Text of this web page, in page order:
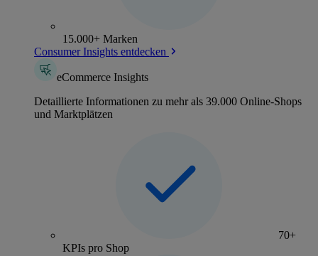
15.000+ Marken
Consumer Insights entdecken
eCommerce Insights
Detaillierte Informationen zu mehr als 39.000 Online-Shops
und Marktplätzen
70+
KPIs pro Shop